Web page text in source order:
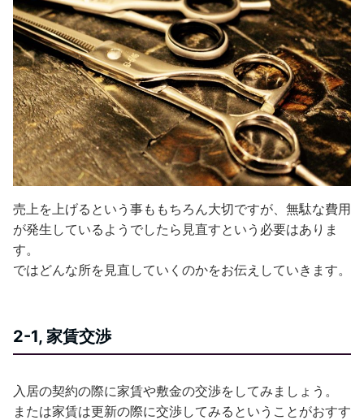
売上を上げるという事ももちろん大切ですが、無駄な費用
が発生しているようでしたら見直すという必要はありま
す。
ではどんな所を見直していくのかをお伝えしていきます。
2-1, 家賃交渉
入居の契約の際に家賃や敷金の交渉をしてみましょう。
または家賃は更新の際に交渉してみるということがおすす